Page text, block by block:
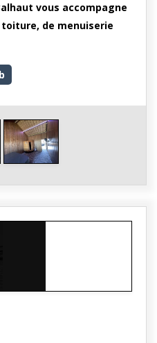
vous accompagne
de menuiserie